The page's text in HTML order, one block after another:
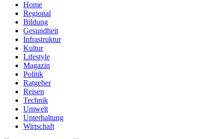
Home
Regional
Bildung
Gesundheit
Infrastruktur
Kultur
Lifestyle
Magazin
Politik
Ratgeber
Reisen
Technik
Umwelt
Unterhaltung
Wirtschaft